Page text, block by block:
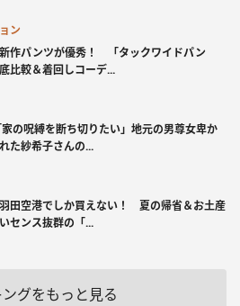
ン
作パンツが優秀！ 「タックワイドパン
比較＆着回しコーデ...
家の呪縛を断ち切りたい」地元の男尊女卑か
た紗希子さんの...
田空港でしか買えない！ 夏の帰省＆お土産
センス抜群の「...
グをもっと見る